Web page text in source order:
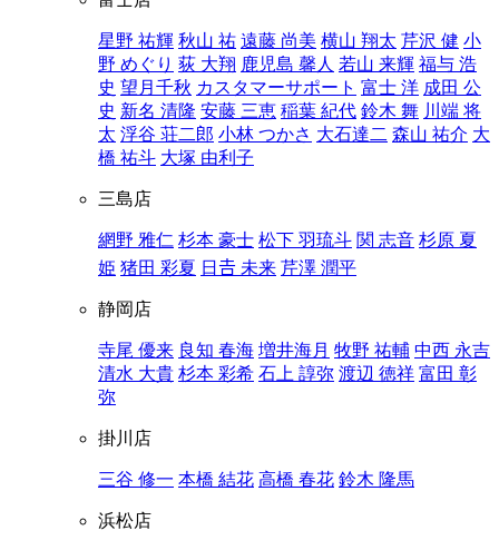
星野 祐輝 秋山 祐 遠藤 尚美 横山 翔太 芹沢 健 小
野 めぐり 荻 大翔 鹿児島 馨人 若山 来輝 福与 浩
史 望月千秋 カスタマーサポート 富士 洋 成田 公
史 新名 清隆 安藤 三恵 稲葉 紀代 鈴木 舞 川端 将
太 浮谷 荘二郎 小林 つかさ 大石達二 森山 祐介 大
橋 祐斗 大塚 由利子
三島店
網野 雅仁 杉本 豪士 松下 羽琉斗 関 志音 杉原 夏
姫 猪田 彩夏 日𠮷 未来 芹澤 潤平
静岡店
寺尾 優来 良知 春海 増井海月 牧野 祐輔 中西 永吉
清水 大貴 杉本 彩希 石上 諄弥 渡辺 徳祥 富田 彰
弥
掛川店
三谷 修一 本橋 結花 高橋 春花 鈴木 隆馬
浜松店